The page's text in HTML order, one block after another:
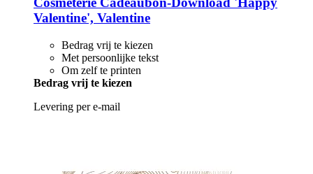
Valentine', Valentine
Bedrag vrij te kiezen
Met persoonlijke tekst
Om zelf te printen
Bedrag vrij te kiezen
Levering per e-mail